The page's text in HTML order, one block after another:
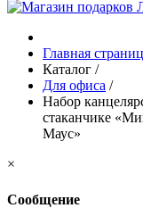
Главная
Каталог /
Для офиса /
Набор
стаканчике
Маус»
×
Сообщение